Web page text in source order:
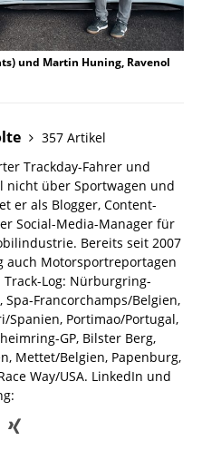
und Martin Huning, Ravenol
357 Artikel
Trackday-Fahrer und
nicht über Sportwagen und
er als Blogger, Content-
Social-Media-Manager für
Bereits seit 2007
Motorsportreportagen
Log: Nürburgring-
Francorchamps/Belgien,
Spanien, Portimao/Portugal,
GP, Bilster Berg,
Mettet/Belgien, Papenburg,
Way/USA. LinkedIn und